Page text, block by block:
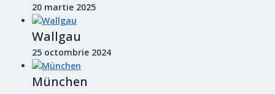
20 martie 2025
Wallgau
25 octombrie 2024
München